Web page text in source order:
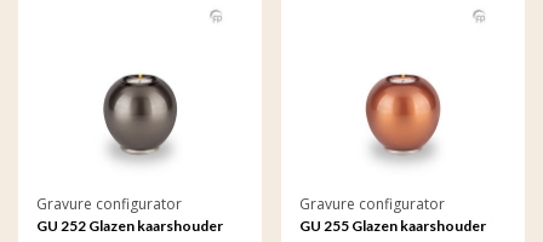
Gravure configurator
GU 252 Glazen kaarshouder
Gravure configurator
GU 255 Glazen kaarshouder